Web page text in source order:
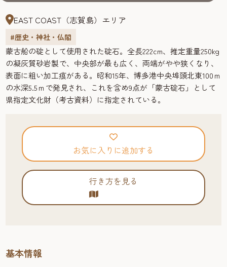
EAST COAST（志賀島）エリア
#歴史・神社・仏閣
蒙古船の碇として使用された碇石。全長222cm、推定重量250kg
の凝灰質砂岩製で、中央部が最も広く、両端がやや狭くなり、
表面に粗い加工痕がある。昭和15年、博多港中央埠頭北東100ｍ
の水深5.5ｍで発見され、これを含め9点が「蒙古碇石」として
県指定文化財（考古資料）に指定されている。
お気に入りに追加する
行き方を見る
基本情報